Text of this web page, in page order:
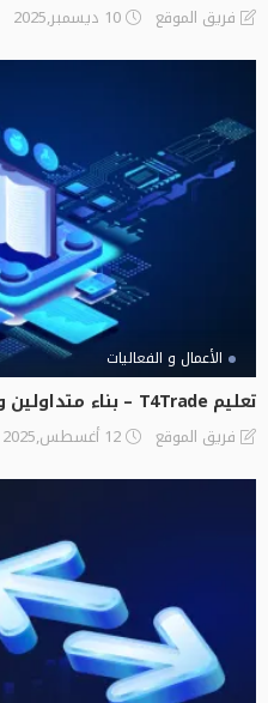
فريق الموقع 10 ديسمبر,2025
الأعمال و الفعاليات
تعليم T4Trade – بناء متداولين واثقين وملمين بالمعرفة
فريق الموقع 12 أغسطس,2025